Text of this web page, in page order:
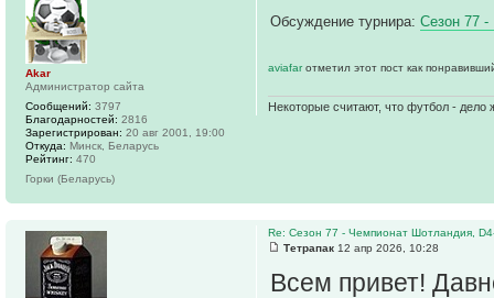
Обсуждение турнира: Сезон 77
aviafarотметил этот пост как
Некоторые считают, что футбол -
Akar
Администратор сайта
Сообщений: 3797
Благодарностей: 2816
Зарегистрирован: 20 авг 2001, 19:00
Откуда: Минск, Беларусь
Рейтинг: 470
Горки (Беларусь)
Re: Сезон 77 - Чемпионат Шотландия,
Тетрапак 12 апр 2026, 10:28
Всем привет!